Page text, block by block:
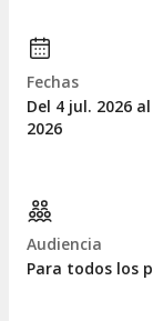
Fechas
Del 4 jul. 2026
2026
Audiencia
Para todos los